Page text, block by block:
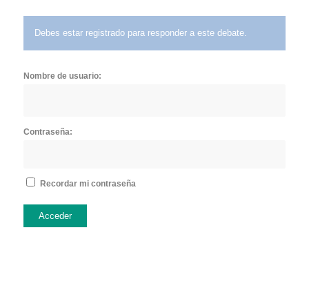
Debes estar registrado para responder a este debate.
Nombre de usuario:
Contraseña:
Recordar mi contraseña
Acceder